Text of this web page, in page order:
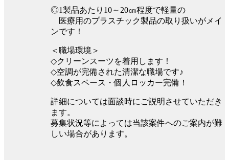
◎1製品あたり10～20㎝程度で軽量の
医療用のプラスチック製品の取り扱いがメイ
ンです！
＜職場環境＞
◇クリーンスーツを着用します！
◇空調が完備された清潔な職場です♪
◇飲食スペース・個人ロッカー完備！
詳細については面談時にご説明させていただき
ます。
募集状況等によっては当該案件へのご案内が難
しい場合があります。